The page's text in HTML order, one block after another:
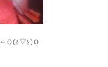
Ｏ(≧▽≦)Ｏ